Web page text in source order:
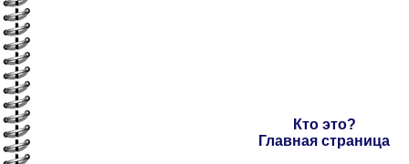
Кто это?
Главная страница